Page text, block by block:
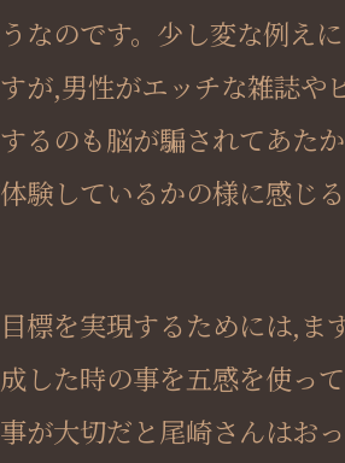
なのです。少し変な例えに
が,男性がエッチな雑誌や
るのも脳が騙されてあたか
験しているかの様に感じる
標を実現するためには,ま
した時の事を五感を使って
が大切だと尾崎さんはおっ